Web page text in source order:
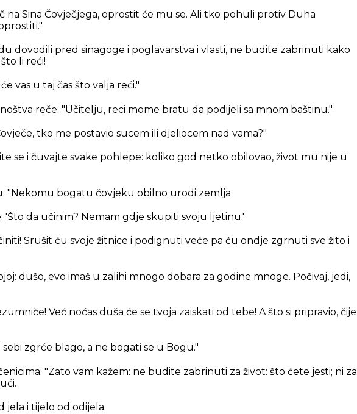
na Sina Čovječjega, oprostit će mu se. Ali tko pohuli protiv Duha
dovodili pred sinagoge i poglavarstva i vlasti, ne budite zabrinuti kako
li reći!
vas u taj čas što valja reći."
reče: "Učitelju, reci mome bratu da podijeli sa mnom baštinu."
tko me postavio sucem ili djeliocem nad vama?"
se i čuvajte svake pohlepe: koliko god netko obilovao, život mu nije u
"Nekomu bogatu čovjeku obilno urodi zemlja
'Što da učinim? Nemam gdje skupiti svoju ljetinu.'
Srušit ću svoje žitnice i podignuti veće pa ću ondje zgrnuti sve žito i
dušo, evo imaš u zalihi mnogo dobara za godine mnoge. Počivaj, jedi,
Već noćas duša će se tvoja zaiskati od tebe! A što si pripravio, čije
sebi zgrće blago, a ne bogati se u Bogu."
"Zato vam kažem: ne budite zabrinuti za život: što ćete jesti; ni za
jela i tijelo od odijela.